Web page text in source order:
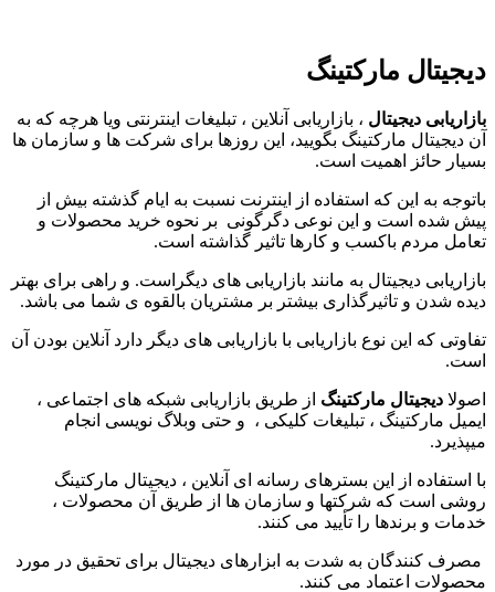
دیجیتال مارکتینگ
بازاریابی دیجیتال ، بازاریابی آنلاین ، تبلیغات اینترنتی ویا هرچه که به
آن دیجیتال مارکتینگ بگویید، این روزها برای شرکت ها و سازمان ها
بسیار حائز اهمیت است.
باتوجه به این که استفاده از اینترنت نسبت به ایام گذشته بیش از
پیش شده است و این نوعی دگرگونی بر نحوه خرید محصولات و
تعامل مردم باکسب و کارها تاثیر گذاشته است.
بازاریابی دیجیتال به مانند بازاریابی های دیگراست. و راهی برای بهتر
دیده شدن و تاثیرگذاری بیشتر بر مشتریان بالقوه ی شما می باشد.
تفاوتی که این نوع بازاریابی با بازاریابی های دیگر دارد آنلاین بودن آن
است.
اصولا دیجیتال مارکتینگ از طریق بازاریابی شبکه های اجتماعی ،
ایمیل مارکتینگ ، تبلیغات کلیکی ، و حتی وبلاگ نویسی انجام
میپذیرد.
با استفاده از این بسترهای رسانه ای آنلاین ، دیجیتال مارکتینگ
روشی است که شرکتها و سازمان ها از طریق آن محصولات ،
خدمات و برندها را تأیید می کنند.
مصرف کنندگان به شدت به ابزارهای دیجیتال برای تحقیق در مورد
محصولات اعتماد می کنند.